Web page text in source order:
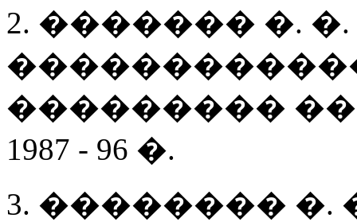
2. ������� �.
���������
1987 - 96 �.
3. ��������